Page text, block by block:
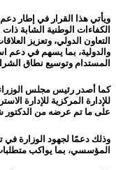
ويأتي هذا القرار في إطار
الكفاءات الوطنية الشابة
التعاون الدولي، وتعزيز
والدولية، بما يسهم في دعم
المستدام وتوسيع نطاق
كما أصدر رئيس مجلس
للإدارة المركزية للإدارة
على ما تم عرضه من الدكتور
وذلك دعمًا لجهود الوزارة في
المؤسسي، بما يواكب